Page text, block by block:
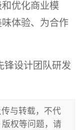
优化商业模
体验、为合作
锋设计团队研发
与转载，不代
权等问题，请